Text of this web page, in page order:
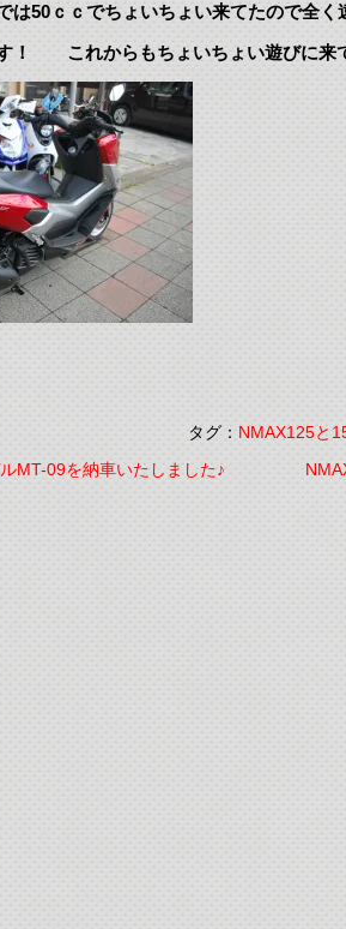
は50ｃｃでちょいちょい来てたので全く
！ これからもちょいちょい遊びに来
タグ：NMAX125と
MT-09を納車いたしました♪